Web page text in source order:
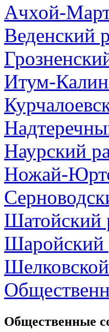
Ачхой-
Веденский
Итум-
Наурский
Ножай-
Шатойский
Шаройский
Общественные